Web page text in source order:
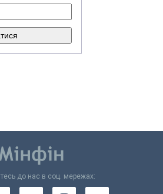
до нас в соц. мережах: